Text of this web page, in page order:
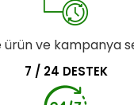
ürün ve kampanya
7 / 24 DESTEK